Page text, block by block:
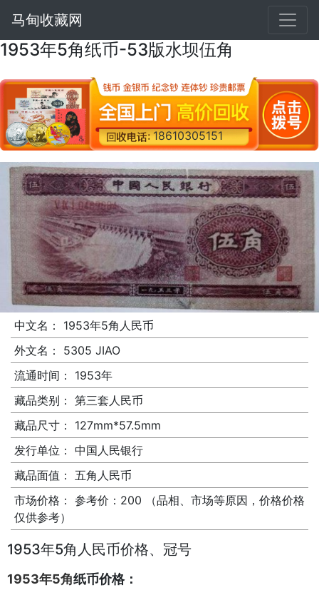
马甸收藏网
1953年5角纸币-53版水坝伍角
18610305151
中文名：
1953年5角人民币
外文名：
5305 JIAO
流通时间：
1953年
藏品类别： 第三套人民币
藏品尺寸：
127mm*57.5mm
发行单位： 中国人民银行
藏品面值：
五角人民币
市场价格： 参考价：200 （品相、市场等原因，价格价格
仅供参考）
1953年5角人民币价格、冠号
1953年5角纸币价格：